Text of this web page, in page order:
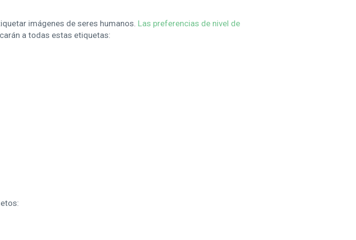
imágenes de seres humanos. Las preferencias de nivel de
a todas estas etiquetas: